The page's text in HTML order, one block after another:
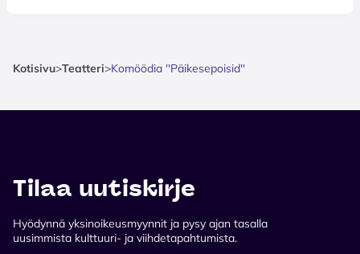
Kotisivu>Teatteri>Komöödia ''Päikesepoisid''
Tilaa uutiskirje
Hyödynnä yksinoikeusmyynnit ja pysy ajan tasalla
uusimmista kulttuuri- ja viihdetapahtumista.